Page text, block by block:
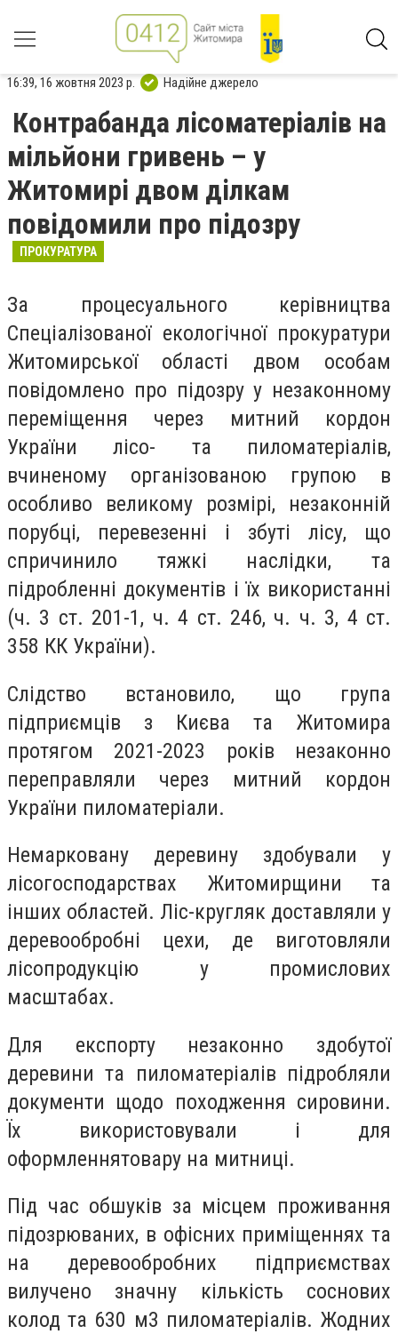
16:39, 16 жовтня 2023 р. Надійне джерело
Контрабанда лісоматеріалів на
мільйони гривень – у
Житомирі двом ділкам
повідомили про підозру
ПРОКУРАТУРА
За процесуального керівництва
Спеціалізованої екологічної прокуратури
Житомирської області двом особам
повідомлено про підозру у незаконному
переміщення через митний кордон
України лісо- та пиломатеріалів,
вчиненому організованою групою в
особливо великому розмірі, незаконній
порубці, перевезенні і збуті лісу, що
спричинило тяжкі наслідки, та
підробленні документів і їх використанні
(ч. 3 ст. 201-1, ч. 4 ст. 246, ч. ч. 3, 4 ст.
358 КК України).
Слідство встановило, що група
підприємців з Києва та Житомира
протягом 2021-2023 років незаконно
переправляли через митний кордон
України пиломатеріали.
Немарковану деревину здобували у
лісогосподарствах Житомирщини та
інших областей. Ліс-кругляк доставляли у
деревообробні цехи, де виготовляли
лісопродукцію у промислових
масштабах.
Для експорту незаконно здобутої
деревини та пиломатеріалів підробляли
документи щодо походження сировини.
Їх використовували і для
оформленнятовару на митниці.
Під час обшуків за місцем проживання
підозрюваних, в офісних приміщеннях та
на деревообробних підприємствах
вилучено значну кількість соснових
колод та 630 м3 пиломатеріалів. Жодних